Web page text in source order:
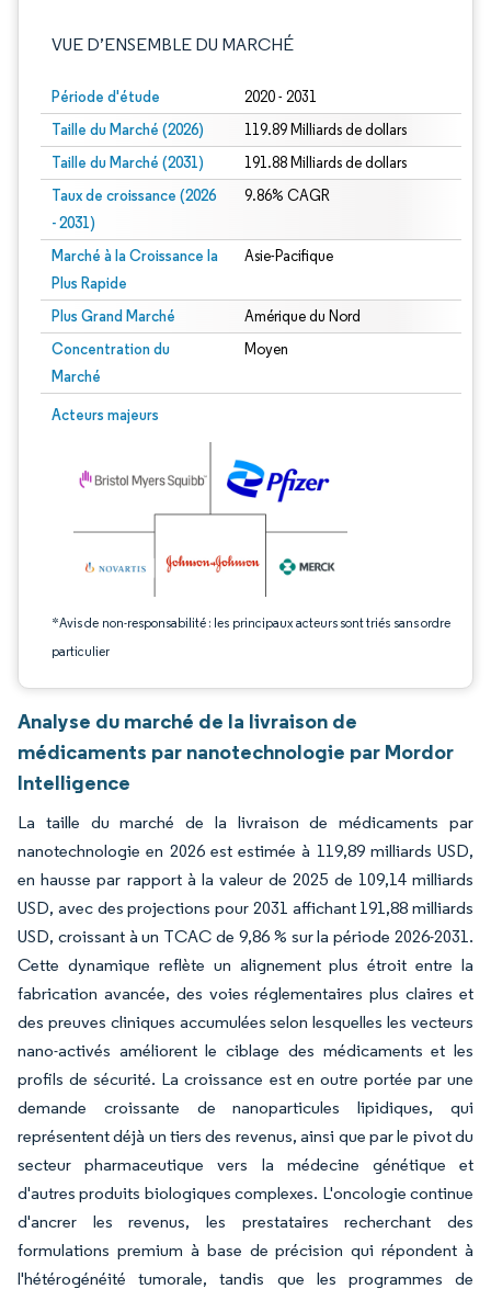
VUE D’ENSEMBLE DU MARCHÉ
Période d'étude 2020 - 2031
Taille du Marché (2026) 119.89 Milliards de dollars
Taille du Marché (2031) 191.88 Milliards de dollars
Taux de croissance (2026
- 2031)
9.86% CAGR
Marché à la Croissance la
Plus Rapide
Asie-Pacifique
Plus Grand Marché Amérique du Nord
Concentration du
Marché
Moyen
Acteurs majeurs
*Avis de non-responsabilité : les principaux acteurs sont triés sans ordre
particulier
Image © Mordor Intelligence. La réutilisation nécessite une attribution sous CC
Analyse du marché de la livraison de
médicaments par nanotechnologie par Mordor
Intelligence
La taille du marché de la livraison de médicaments par
nanotechnologie en 2026 est estimée à 119,89 milliards USD,
en hausse par rapport à la valeur de 2025 de 109,14 milliards
USD, avec des projections pour 2031 affichant 191,88 milliards
USD, croissant à un TCAC de 9,86 % sur la période 2026-2031.
Cette dynamique reflète un alignement plus étroit entre la
fabrication avancée, des voies réglementaires plus claires et
des preuves cliniques accumulées selon lesquelles les vecteurs
nano-activés améliorent le ciblage des médicaments et les
profils de sécurité. La croissance est en outre portée par une
demande croissante de nanoparticules lipidiques, qui
représentent déjà un tiers des revenus, ainsi que par le pivot du
secteur pharmaceutique vers la médecine génétique et
d'autres produits biologiques complexes. L'oncologie continue
d'ancrer les revenus, les prestataires recherchant des
formulations premium à base de précision qui répondent à
l'hétérogénéité tumorale, tandis que les programmes de